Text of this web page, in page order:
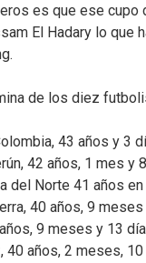
es que ese
El Hadary lo que
de los diez
43 años y 3
42 años, 1 mes y
del Norte 41 años
40 años, 9
9 meses y 13
40 años, 2 meses,